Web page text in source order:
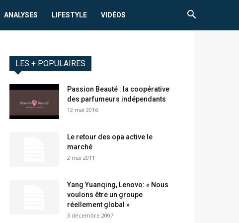
ANALYSES LIFESTYLE VIDÉOS
LES + POPULAIRES
Passion Beauté : la coopérative
des parfumeurs indépendants
12 mai 2016
Le retour des opa active le
marché
2 mai 2011
Yang Yuanqing, Lenovo: « Nous
voulons être un groupe
réellement global »
3 décembre 2007